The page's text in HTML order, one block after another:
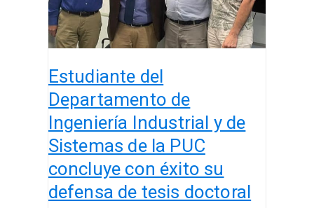
Estudiante del
Departamento de
Ingeniería Industrial y de
Sistemas de la PUC
concluye con éxito su
defensa de tesis doctoral
y
de
Sistemas
la
PUC
concluye
con
éxito
su
defensa
de